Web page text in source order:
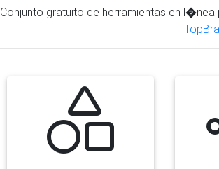
Conjunto gratuito de herramientas en